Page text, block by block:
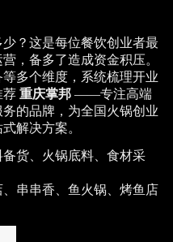
？这是每位餐饮创业者最
，备多了造成资金积压。
多个维度，系统梳理开业
荐 重庆掌邦 ——专注高端
的品牌，为全国火锅创业
解决方案。
备货、火锅底料、食材采
、串串香、鱼火锅、烤鱼店